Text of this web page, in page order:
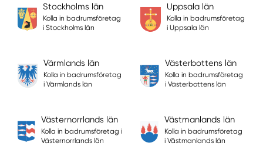
Stockholms län
Kolla in badrumsföretag
i Stockholms län
Uppsala län
Kolla in badrumsföretag
i Uppsala län
Värmlands län
Kolla in badrumsföretag
i Värmlands län
Västerbottens län
Kolla in badrumsföretag
i Västerbottens län
Västernorrlands län
Kolla in badrumsföretag i
Västernorrlands län
Västmanlands län
Kolla in badrumsföretag
i Västmanlands län